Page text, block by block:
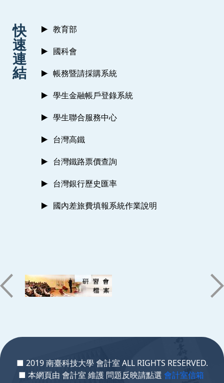
快
速
連
結
教育部
國科會
帳務暨請採購系統
學生金融帳戶登錄系統
學生聯合服務中心
台灣高鐵
台灣鐵路票價查詢
台灣銀行歷史匯率
國內差旅費填報系統作業說明
■ 2019 南臺科技大學 會計室 ALL RIGHTS RESERVED.
■ 本網頁由 會計室 維護 問題反映請點選 會計室信箱